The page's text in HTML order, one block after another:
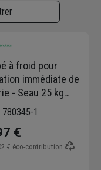
à froid pour
immédiate de
- Seau 25 kg
emploi - Coloris
780345-1
€
€ éco-contribution